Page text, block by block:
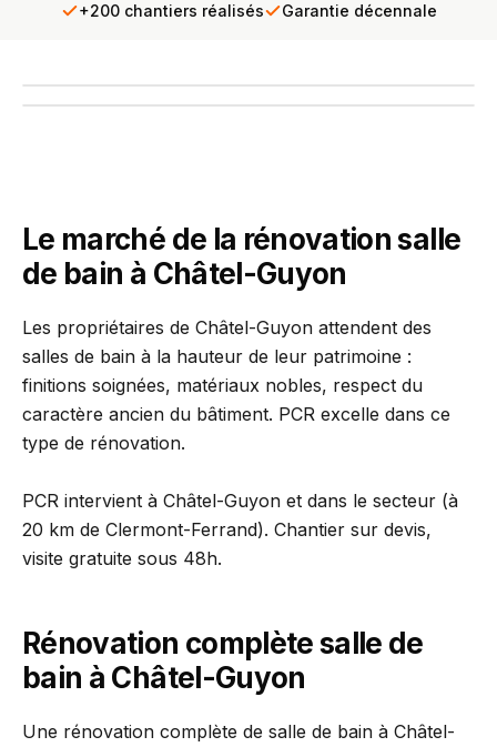
+200 chantiers réalisés
Garantie décennale
Le marché de la rénovation salle
de bain à Châtel-Guyon
Les propriétaires de Châtel-Guyon attendent des
salles de bain à la hauteur de leur patrimoine :
finitions soignées, matériaux nobles, respect du
caractère ancien du bâtiment. PCR excelle dans ce
type de rénovation.
PCR intervient à Châtel-Guyon et dans le secteur (à
20 km de Clermont-Ferrand). Chantier sur devis,
visite gratuite sous 48h.
Rénovation complète salle de
bain à Châtel-Guyon
Une rénovation complète de salle de bain à Châtel-